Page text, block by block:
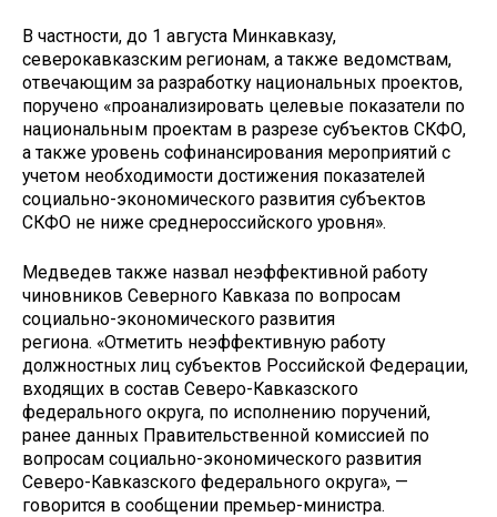
В частности, до 1 августа Минкавказу,
северокавказским регионам, а также ведомствам,
отвечающим за разработку национальных проектов,
поручено «проанализировать целевые показатели по
национальным проектам в разрезе субъектов СКФО,
а также уровень софинансирования мероприятий с
учетом необходимости достижения показателей
социально-экономического развития субъектов
СКФО не ниже среднероссийского уровня».
Медведев также назвал неэффективной работу
чиновников Северного Кавказа по вопросам
социально-экономического развития
региона. «Отметить неэффективную работу
должностных лиц субъектов Российской Федерации,
входящих в состав Северо-Кавказского
федерального округа, по исполнению поручений,
ранее данных Правительственной комиссией по
вопросам социально-экономического развития
Северо-Кавказского федерального округа», —
говорится в сообщении премьер-министра.